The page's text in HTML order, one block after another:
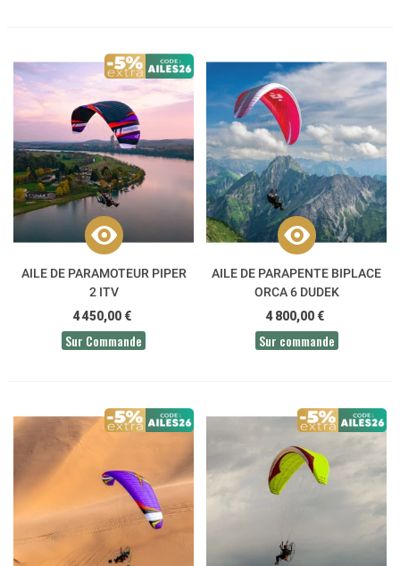
AILE DE PARAMOTEUR PIPER
2 ITV
4 450,00 €
Sur Commande
AILE DE PARAPENTE BIPLACE
ORCA 6 DUDEK
4 800,00 €
Sur commande